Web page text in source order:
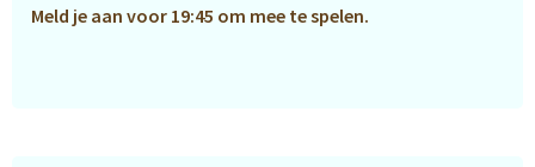
Meld je aan voor 19:45 om mee te spelen.